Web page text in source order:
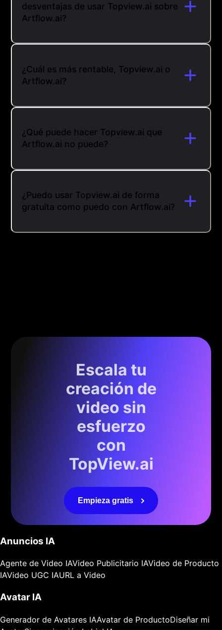
desventajas de usar Topview.ai sobre
Artflow.ai?
¿Cuál es más rentable, Topview.ai o
Artflow.ai?
¿Qué puede hacer Topview.ai que
Artflow.ai no puede?
¿Puedo usar Topview.ai de forma
gratuita como puedo con Artflow.ai?
Escala tu
creación de
video sin
esfuerzo
con
TopView.ai
Empieza gratis
Anuncios IA
Agente de Video IAVideo Publicitario IAVideo de Producto
IAVideo UGC IAURL a Video
Avatar IA
Generador de Avatares IAAvatar de ProductoDiseñar mi